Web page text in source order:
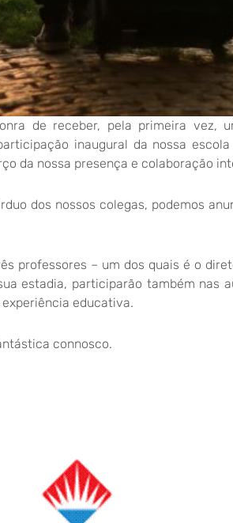
de receber, pela primeira vez,
inaugural da nossa escola
da nossa presença e colaboração
dos nossos colegas, podemos
professores – um dos quais é o
estadia, participarão também nas
educativa.
connosco.